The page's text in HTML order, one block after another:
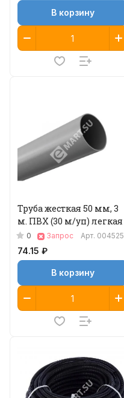
В корзину
Труба жесткая 50 мм, 3
м. ПВХ (30 м/уп) легкая
0 Запрос Арт. 004525
74.15 ₽
В корзину